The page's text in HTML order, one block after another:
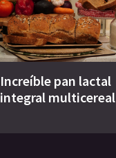
Increíble pan lactal
integral multicereal